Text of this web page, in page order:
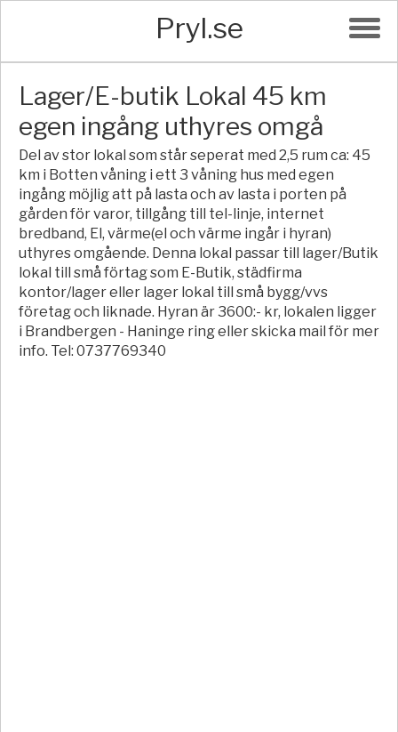
Pryl.se
Lager/E-butik Lokal 45 km
egen ingång uthyres omgå
Del av stor lokal som står seperat med 2,5 rum ca: 45
km i Botten våning i ett 3 våning hus med egen
ingång möjlig att på lasta och av lasta i porten på
gården för varor, tillgång till tel-linje, internet
bredband, El, värme(el och värme ingår i hyran)
uthyres omgående. Denna lokal passar till lager/Butik
lokal till små förtag som E-Butik, städfirma
kontor/lager eller lager lokal till små bygg/vvs
företag och liknade. Hyran är 3600:- kr, lokalen ligger
i Brandbergen - Haninge ring eller skicka mail för mer
info. Tel: 0737769340